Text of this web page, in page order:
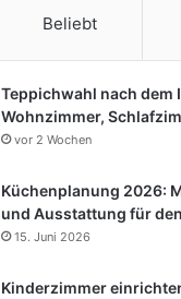
Beliebt
Teppichwahl nach dem
Wohnzimmer,
vor 2 Wochen
Küchenplanung 2026:
und Ausstattung für
15. Juni 2026
Kinderzimmer